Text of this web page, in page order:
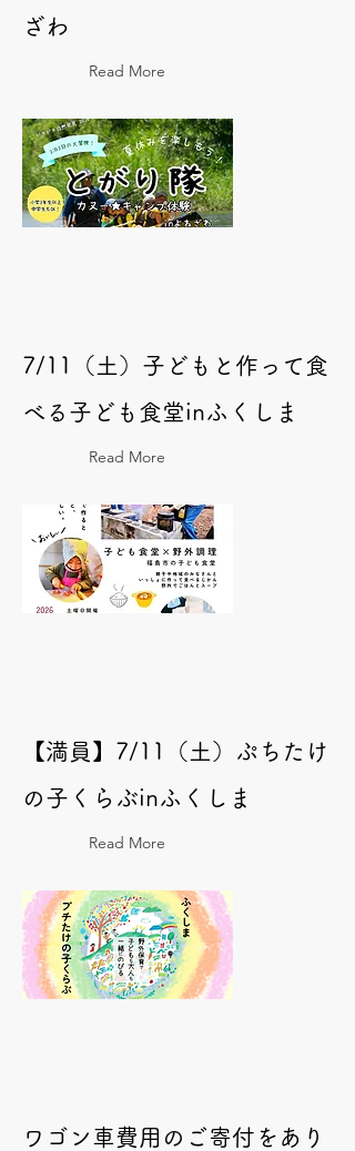
ざわ
Read More
7/11（土）子どもと作って食
べる子ども食堂inふくしま
Read More
【満員】7/11（土）ぷちたけ
の子くらぶinふくしま
Read More
ワゴン車費用のご寄付をあり